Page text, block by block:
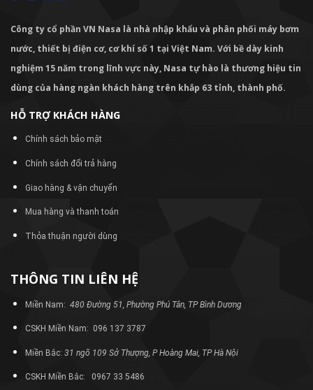
Công ty cổ phần VN Nasa là nhà nhập khẩu và phân phối máy bơm
nước, thiết bị điện cơ, cơ khí số 1 tại Việt Nam. Với bề dày kinh
nghiệm 15 năm trong lĩnh vực này, Nasa tự hào là thương hiệu tin
dùng của hàng ngàn khách hàng trên khắp 63 tỉnh, thành phố.
HỖ TRỢ KHÁCH HÀNG
Chính sách bảo mật
Chính sách đổi trả hàng
Giao hàng & vận chuyển
Mua hàng và thanh toán
Thỏa thuận người dùng
THÔNG TIN LIÊN HỆ
Miền Nam: 480 Đường 51, Phường Phú Tân, TP Bình Dương
CSKH Miền Nam: 096 137 3787
Miền Bắc: 31 ngõ 109 Sở Thượng, P Hoàng Mai, TP Hà Nội
CSKH Miền Bắc: 0967 33 5486